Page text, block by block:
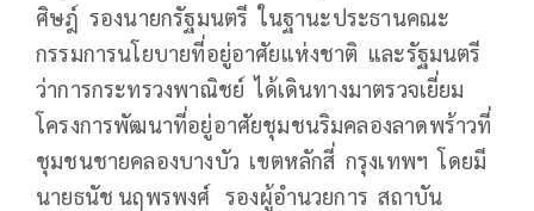
ศิษฎ์ รองนายกรัฐมนตรี ในฐานะประธานคณะ
กรรมการนโยบายที่อยู่อาศัยแห่งชาติ และรัฐมนตรี
ว่าการกระทรวงพาณิชย์ ได้เดินทางมาตรวจเยี่ยม
โครงการพัฒนาที่อยู่อาศัยชุมชนริมคลองลาดพร้าวที่
ชุมชนชายคลองบางบัว เขตหลักสี่ กรุงเทพฯ โดยมี
นายธนัช นฤพรพงศ์ รองผู้อำนวยการ สถาบัน